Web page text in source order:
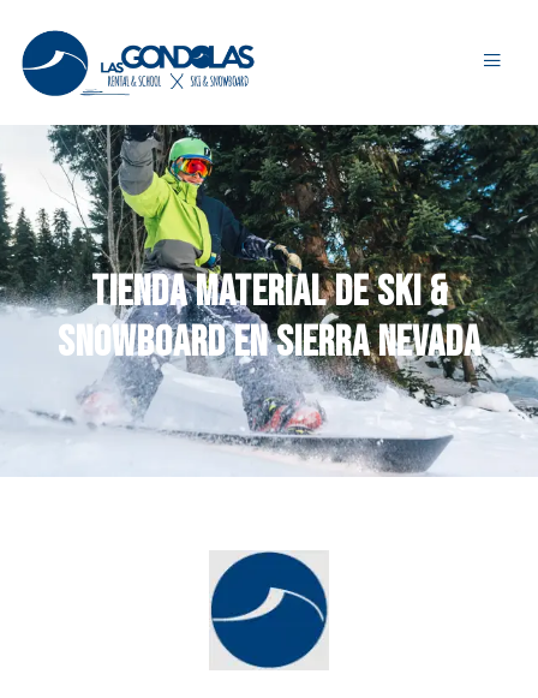
Tienda material de Ski &
Snowboard en Sierra Nevada